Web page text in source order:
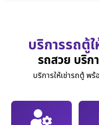
บริการรถตู้
รถสวย บริก
บริการให้เช่ารถตู้ พ